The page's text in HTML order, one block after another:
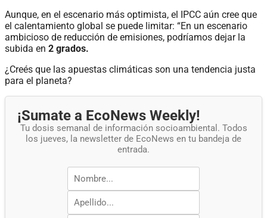
Aunque, en el escenario más optimista, el IPCC aún cree que
el calentamiento global se puede limitar: “En un escenario
ambicioso de reducción de emisiones, podríamos dejar la
subida en 2 grados.
¿Creés que las apuestas climáticas son una tendencia justa
para el planeta?
¡Sumate a EcoNews Weekly!
Tu dosis semanal de información socioambiental. Todos
los jueves, la newsletter de EcoNews en tu bandeja de
entrada.